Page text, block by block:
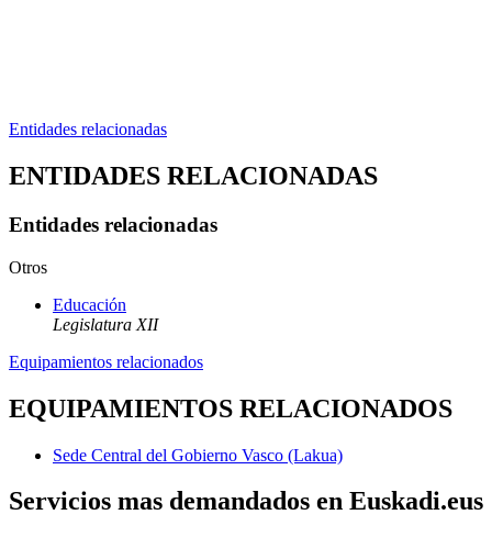
Entidades relacionadas
ENTIDADES RELACIONADAS
Entidades relacionadas
Otros
Educación
Legislatura XII
Equipamientos relacionados
EQUIPAMIENTOS RELACIONADOS
Sede Central del Gobierno Vasco (Lakua)
Servicios mas demandados en Euskadi.eus